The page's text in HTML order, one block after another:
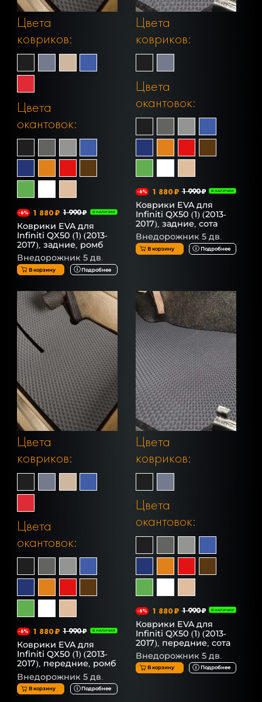
Цвета
ковриков:
Цвета
окантовок:
-6% 1 880 ₽ 1 990 ₽ В НАЛИЧИИ
Коврики EVA для
Infiniti QX50 (1) (2013-
2017), задние, ромб
Внедорожник 5 дв.
В корзину Подробнее
Цвета
ковриков:
Цвета
окантовок:
-6% 1 880 ₽ 1 990 ₽ В НАЛИЧИИ
Коврики EVA для
Infiniti QX50 (1) (2013-
2017), задние, сота
Внедорожник 5 дв.
В корзину Подробнее
Цвета
ковриков:
Цвета
окантовок:
-6% 1 880 ₽ 1 990 ₽ В НАЛИЧИИ
Коврики EVA для
Infiniti QX50 (1) (2013-
2017), передние, ромб
Внедорожник 5 дв.
В корзину Подробнее
Цвета
ковриков:
Цвета
окантовок:
-6% 1 880 ₽ 1 990 ₽ В НАЛИЧИИ
Коврики EVA для
Infiniti QX50 (1) (2013-
2017), передние, сота
Внедорожник 5 дв.
В корзину Подробнее